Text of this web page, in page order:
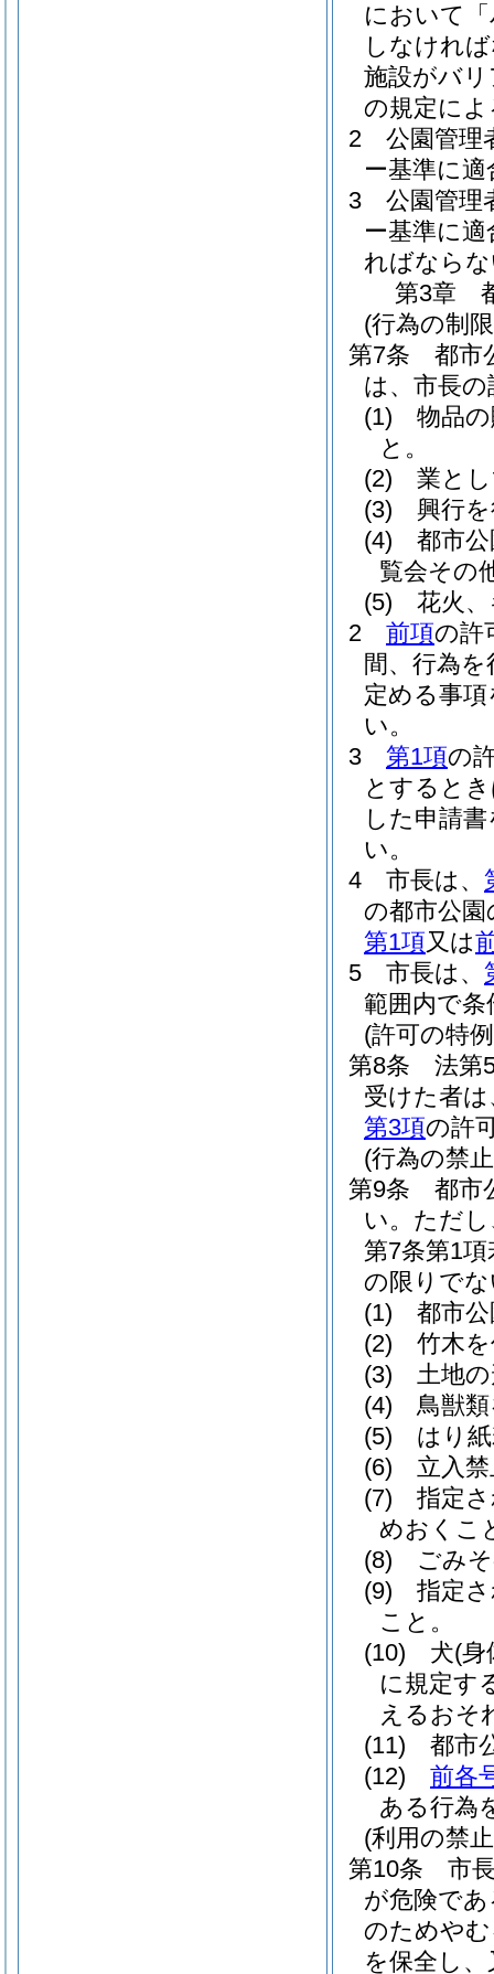
において
しなけれ
施設がバ
の規定に
2
公園管理
ー基準に
3
公園管理
ー基準に
ればなら
第3章
(行為の制
第7条
都市
は、市長
(1)
物品
と。
(2)
業と
(3)
興行
(4)
都市
覧会その
(5)
花火
2
前項の許
間、行為
定める事
い。
3
第1項の
とすると
した申請
い。
4
市長は、
の都市公
第1項又は
5
市長は、
範囲内で
(許可の特
第8条
法第
受けた者
第3項の許
(行為の禁
第9条
都市
い。 ただ
第7条第1
の限りで
(1)
都市
(2)
竹木
(3)
土地
(4)
鳥獣
(5)
はり
(6)
立入
(7)
指定
めおくこ
(8)
ごみ
(9)
指定
こと。
(10)
犬(身
に規定す
えるおそ
(11)
都市
(12)
前各
ある行為
(利用の禁
第10条
市
が危険で
のためや
を保全し